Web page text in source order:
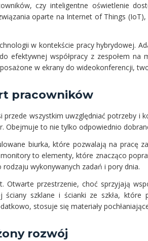
czy inteligentne oświetlenie
oparte na Internet of Things
w kontekście pracy hybrydowej.
efektywnej współpracy z zespołem
w ekrany do wideokonferencji,
pracowników
przede wszystkim uwzględniać potrzeby i
Obejmuje to nie tylko odpowiednio
biurka, które pozwalają na pracę
to elementy, które znacząco
wykonywanych zadań i pory dnia.
Otwarte przestrzenie, choć sprzyjają
ściany szklane i ścianki ze szkła,
stosuje się materiały
rozwój